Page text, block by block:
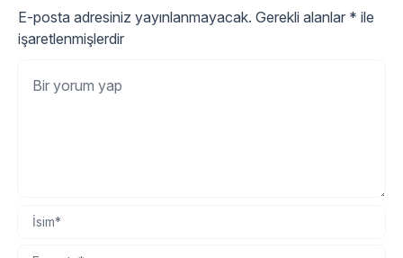
E-posta adresiniz yayınlanmayacak. Gerekli alanlar * ile
işaretlenmişlerdir